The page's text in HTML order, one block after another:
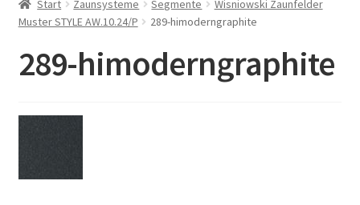
Start Zaunsysteme Segmente
Wisniowski Zaunfelder
Muster STYLE AW.10.24/P
289-himoderngraphite
289-himoderngraphite